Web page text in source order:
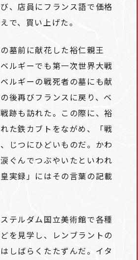
、店員にフランス語で価格
で、買い上げた。
墓前に献花した裕仁親王
ルギーでも第一次世界大戦
ルギーの戦死者の墓にも献
後再びフランスに戻り、ベ
跡も訪れた。この際に、裕
た鉄カブトをながめ、「戦
じつにひどいものだ。かわ
ぐんでつぶやいたといわれ
実録」にはその言葉の記載
テルダム国立美術館で各種
を見学し、レンブラントの
しばらくたたずんだ。イタ